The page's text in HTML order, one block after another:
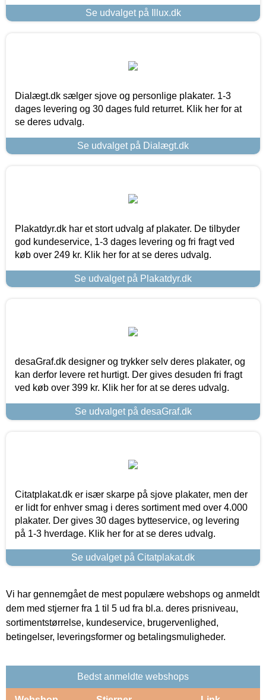
Se udvalget på Illux.dk
Dialægt.dk sælger sjove og personlige plakater. 1-3
dages levering og 30 dages fuld returret. Klik her for at
se deres udvalg.
Se udvalget på Dialægt.dk
Plakatdyr.dk har et stort udvalg af plakater. De tilbyder
god kundeservice, 1-3 dages levering og fri fragt ved
køb over 249 kr. Klik her for at se deres udvalg.
Se udvalget på Plakatdyr.dk
desaGraf.dk designer og trykker selv deres plakater, og
kan derfor levere ret hurtigt. Der gives desuden fri fragt
ved køb over 399 kr. Klik her for at se deres udvalg.
Se udvalget på desaGraf.dk
Citatplakat.dk er især skarpe på sjove plakater, men der
er lidt for enhver smag i deres sortiment med over 4.000
plakater. Der gives 30 dages bytteservice, og levering
på 1-3 hverdage. Klik her for at se deres udvalg.
Se udvalget på Citatplakat.dk
Vi har gennemgået de mest populære webshops og anmeldt
dem med stjerner fra 1 til 5 ud fra bl.a. deres prisniveau,
sortimentstørrelse, kundeservice, brugervenlighed,
betingelser, leveringsformer og betalingsmuligheder.
Bedst anmeldte webshops